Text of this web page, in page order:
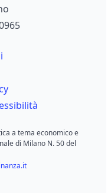
a tema economico e
di Milano N. 50 del